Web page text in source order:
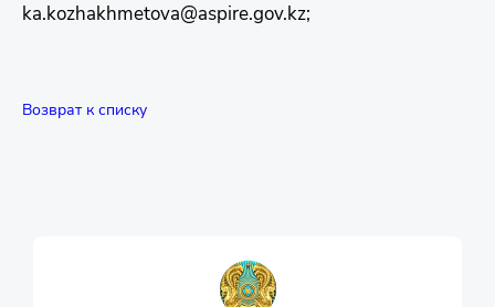
ka.kozhakhmetova@aspire.gov.kz;
Возврат к списку